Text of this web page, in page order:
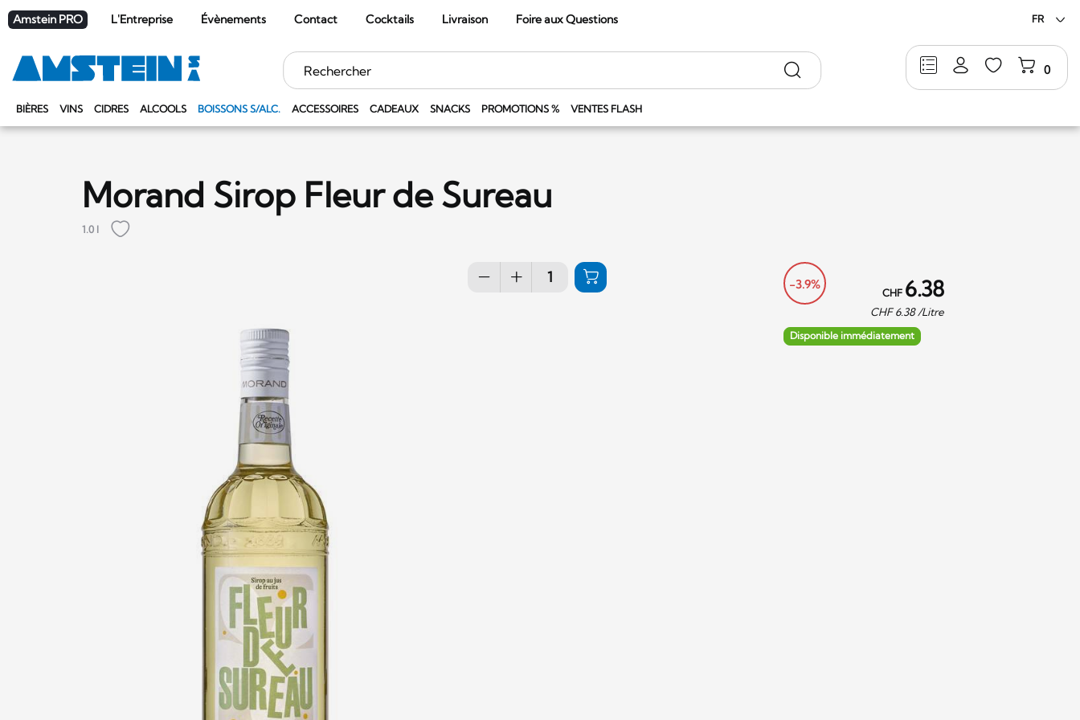
Amstein PRO L'Entreprise Évènements Contact Cocktails Livraison Foire aux Questions FR
BIÈRES VINS CIDRES ALCOOLS BOISSONS S/ALC. ACCESSOIRES CADEAUX SNACKS PROMOTIONS % VENTES FLASH
0
Mots
clés
Rechercher
Morand Sirop Fleur de Sureau
1.0 l
-3.9%
CHF 6.38
CHF6.38/Litre
Disponible immédiatement